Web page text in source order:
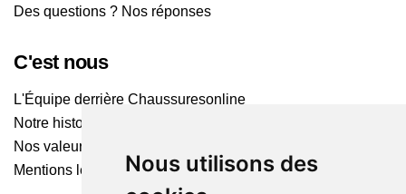
Nous utilisons des
Des questions ? Nos réponses
C'est nous
L'Équipe derrière Chaussuresonline
Notre histoire
Nos valeurs
Mentions légales